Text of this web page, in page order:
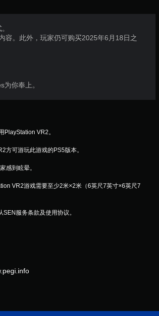
容。此外，玩家仍可购买2025年6月18日之
你奉上。
VR2。
方可游玩此游戏的PS5版本。
感到眩晕。
VR2游戏需要至少2米×2米（6英尺7英寸×6英尺7
服务条款及使用协议。